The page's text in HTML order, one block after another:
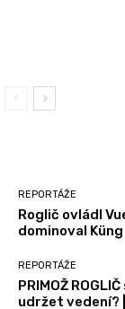
REPORTÁŽE
Roglič ovládl
dominoval Küng
REPORTÁŽE
PRIMOŽ
udržet vedení?